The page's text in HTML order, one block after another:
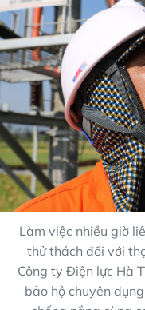
Làm việc nhiều giờ
thử thách đối với
Công ty Điện lực Hà
bảo hộ chuyên